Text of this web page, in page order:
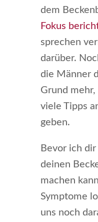
dem
Fokus
sprechen
darüber.
die Männer
Grund
viele Tipps
geben.
Bevor ich
deinen
machen
Symptome
uns noch